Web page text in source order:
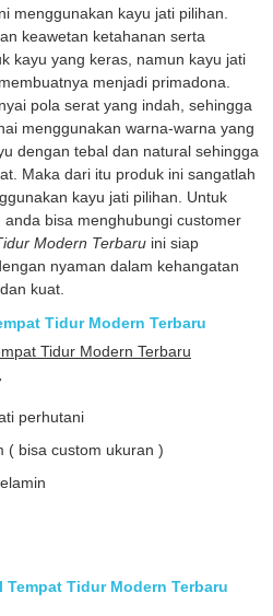
menggunakan kayu jati pilihan.
keawetan ketahanan serta
kayu yang keras, namun kayu jati
menjadi primadona.
pola serat yang indah, sehingga
menggunakan warna-warna yang
dengan tebal dan natural sehingga
Maka dari itu produk ini sangatlah
kayu jati pilihan. Untuk
bisa menghubungi customer
Modern Terbaru ini siap
nyaman dalam kehangatan
kuat.
Tidur Modern Terbaru
Tidur Modern Terbaru
perhutani
( bisa custom ukuran )
Tempat Tidur Modern Terbaru